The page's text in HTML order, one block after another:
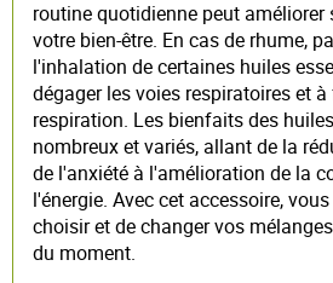
routine quotidienne peut
votre bien-être. En cas de rhume,
l'inhalation de certaines huiles
dégager les voies respiratoires et
respiration. Les bienfaits des
nombreux et variés, allant de la
de l'anxiété à l'amélioration de la
l'énergie. Avec cet accessoire,
choisir et de changer vos
du moment.